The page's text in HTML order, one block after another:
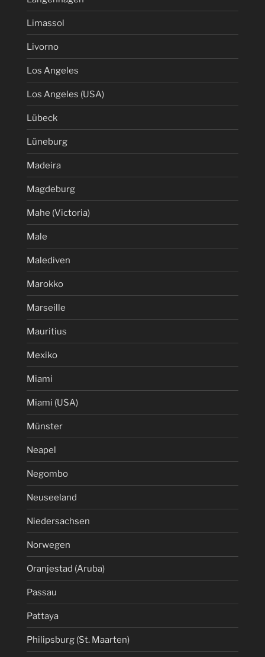
Limassol
Livorno
Los Angeles
Los Angeles (USA)
Lübeck
Lüneburg
Madeira
Magdeburg
Mahe (Victoria)
Male
Malediven
Marokko
Marseille
Mauritius
Mexiko
Miami
Miami (USA)
Münster
Neapel
Negombo
Neuseeland
Niedersachsen
Norwegen
Oranjestad (Aruba)
Passau
Pattaya
Philipsburg (St. Maarten)